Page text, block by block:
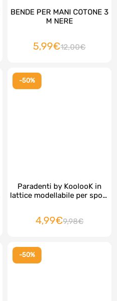
BENDE PER MANI COTONE 3
M NERE
5,99€12,00€
-50%
Paradenti by KoolooK in
lattice modellabile per sport
4,99€9,98€
-50%